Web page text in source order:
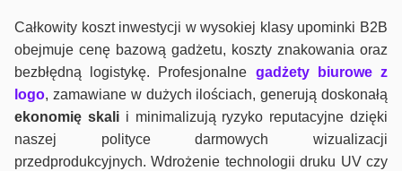
Całkowity koszt inwestycji w wysokiej klasy upominki B2B
obejmuje cenę bazową gadżetu, koszty znakowania oraz
bezbłędną logistykę. Profesjonalne gadżety biurowe z
logo, zamawiane w dużych ilościach, generują doskonałą
ekonomię skalii minimalizują ryzyko reputacyjne dzięki
naszej polityce darmowych wizualizacji
przedprodukcyjnych. Wdrożenie technologii druku UV czy